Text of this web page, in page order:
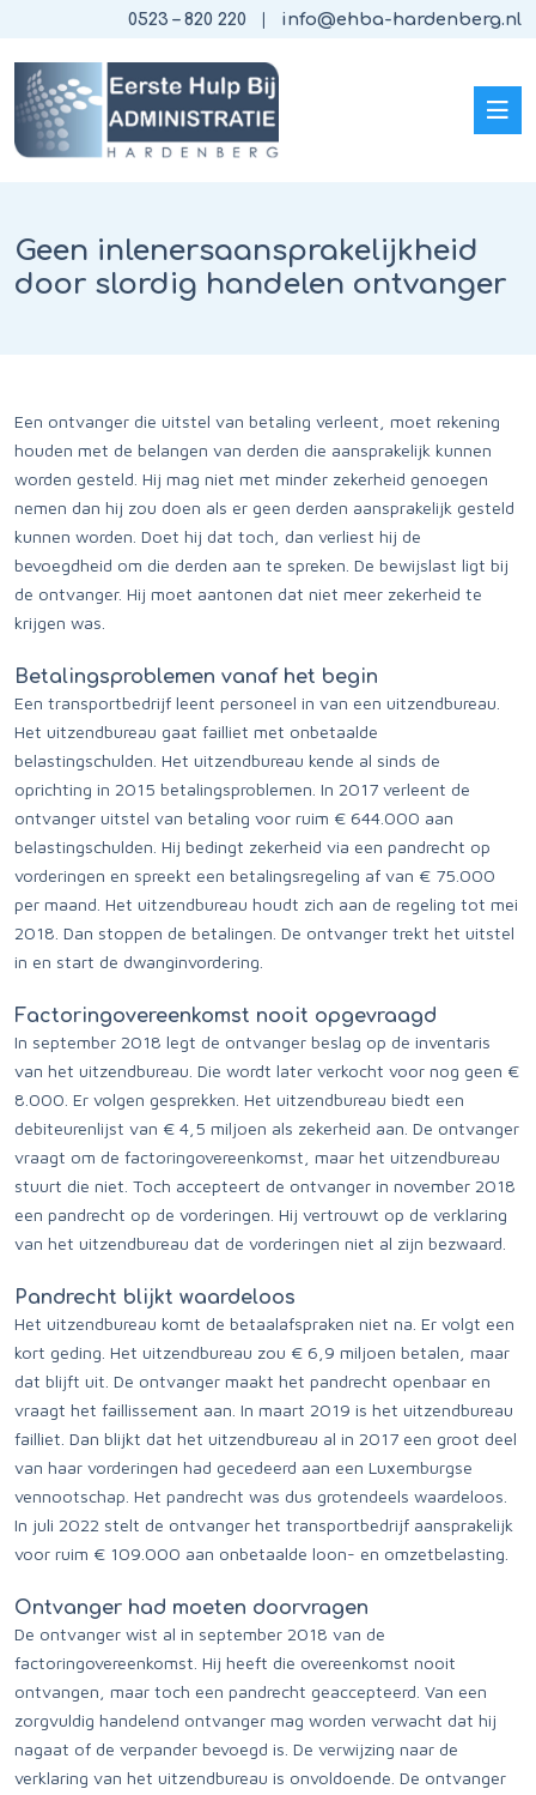
0523 – 820 220 info@ehba-hardenberg.nl
Geen inlenersaansprakelijkheid
door slordig handelen ontvanger
Een ontvanger die uitstel van betaling verleent, moet rekening
houden met de belangen van derden die aansprakelijk kunnen
worden gesteld. Hij mag niet met minder zekerheid genoegen
nemen dan hij zou doen als er geen derden aansprakelijk gesteld
kunnen worden. Doet hij dat toch, dan verliest hij de
bevoegdheid om die derden aan te spreken. De bewijslast ligt bij
de ontvanger. Hij moet aantonen dat niet meer zekerheid te
krijgen was.
Betalingsproblemen vanaf het begin
Een transportbedrijf leent personeel in van een uitzendbureau.
Het uitzendbureau gaat failliet met onbetaalde
belastingschulden. Het uitzendbureau kende al sinds de
oprichting in 2015 betalingsproblemen. In 2017 verleent de
ontvanger uitstel van betaling voor ruim € 644.000 aan
belastingschulden. Hij bedingt zekerheid via een pandrecht op
vorderingen en spreekt een betalingsregeling af van € 75.000
per maand. Het uitzendbureau houdt zich aan de regeling tot mei
2018. Dan stoppen de betalingen. De ontvanger trekt het uitstel
in en start de dwanginvordering.
Factoringovereenkomst nooit opgevraagd
In september 2018 legt de ontvanger beslag op de inventaris
van het uitzendbureau. Die wordt later verkocht voor nog geen €
8.000. Er volgen gesprekken. Het uitzendbureau biedt een
debiteurenlijst van € 4,5 miljoen als zekerheid aan. De ontvanger
vraagt om de factoringovereenkomst, maar het uitzendbureau
stuurt die niet. Toch accepteert de ontvanger in november 2018
een pandrecht op de vorderingen. Hij vertrouwt op de verklaring
van het uitzendbureau dat de vorderingen niet al zijn bezwaard.
Pandrecht blijkt waardeloos
Het uitzendbureau komt de betaalafspraken niet na. Er volgt een
kort geding. Het uitzendbureau zou € 6,9 miljoen betalen, maar
dat blijft uit. De ontvanger maakt het pandrecht openbaar en
vraagt het faillissement aan. In maart 2019 is het uitzendbureau
failliet. Dan blijkt dat het uitzendbureau al in 2017 een groot deel
van haar vorderingen had gecedeerd aan een Luxemburgse
vennootschap. Het pandrecht was dus grotendeels waardeloos.
In juli 2022 stelt de ontvanger het transportbedrijf aansprakelijk
voor ruim € 109.000 aan onbetaalde loon- en omzetbelasting.
Ontvanger had moeten doorvragen
De ontvanger wist al in september 2018 van de
factoringovereenkomst. Hij heeft die overeenkomst nooit
ontvangen, maar toch een pandrecht geaccepteerd. Van een
zorgvuldig handelend ontvanger mag worden verwacht dat hij
nagaat of de verpander bevoegd is. De verwijzing naar de
verklaring van het uitzendbureau is onvoldoende. De ontvanger